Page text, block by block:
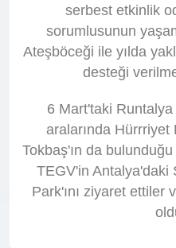
serbest etkinlik
sorumlusunun
Ateşböceği ile yılda
desteği
6 Mart'taki
aralarında Hürrriyet
Tokbaş'ın da
TEGV'in Antalya'daki
Park'ını ziyaret ettiler